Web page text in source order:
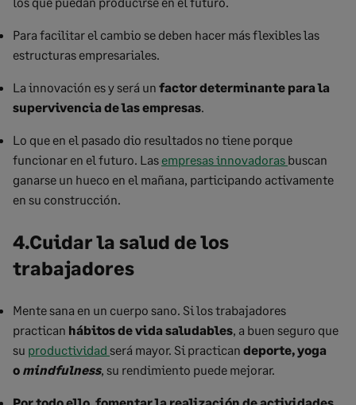
Para facilitar el cambio se deben hacer más flexibles las
estructuras empresariales.
La innovación es y será un factor determinante para la
supervivencia de las empresas
Lo que en el pasado dio resultados no tiene porque
funcionar en el futuro. Las empresas innovadoras buscan
ganarse un hueco en el mañana, participando activamente
en su construcción.
4.Cuidar la salud de los
trabajadores
Mente sana en un cuerpo sano. Si los trabajadores
practican hábitos de vida saludables , a buen seguro que
su productividad será mayor. Si practican deporte, yoga
o mindfulness, su rendimiento puede mejorar.
Por todo ello, fomentar la realización de actividades